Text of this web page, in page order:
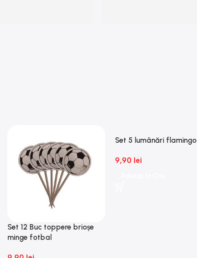
Set 12 Buc toppere brioșe
minge fotbal
Set 5 lumânări flamingo
9,90 lei